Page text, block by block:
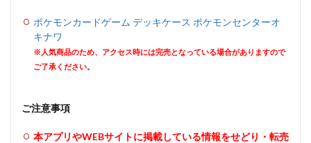
ポケモンカードゲーム デッキケース ポケモンセンターオ
キナワ
※人気商品のため、アクセス時には完売となっている場合がありますので
ご了承ください。
ご注意事項
本アプリやWEBサイトに掲載している情報をせどり・転売